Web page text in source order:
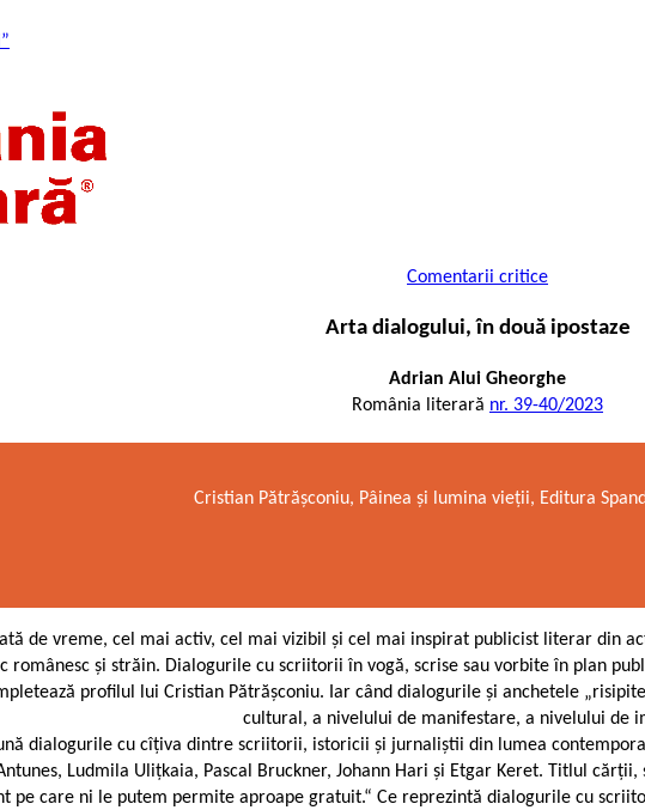
Comentarii critice
Arta dialogului, în două ipostaze
Adrian Alui Gheorghe
România literară nr. 39-40/2023
Cristian Pătrășconiu, Pâinea și lumina vieții, Editura
de vreme, cel mai activ, cel mai vizibil și cel mai inspirat publicist literar din
și străin. Dialogurile cu scriitorii în vogă, scrise sau vorbite în plan
profilul lui Cristian Pătrășconiu. Iar când dialogurile și anchetele
cultural, a nivelului de manifestare, a nivelului de
dialogurile cu cîțiva dintre scriitorii, istoricii și jurnaliștii din lumea
Ludmila Ulițkaia, Pascal Bruckner, Johann Hari și Etgar Keret. Titlul
pe care ni le putem permite aproape gratuit.“ Ce reprezintă dialogurile cu